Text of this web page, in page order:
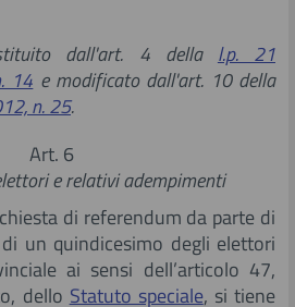
dall'art. 4 della l.p. 21
14 e modificato dall'art. 10 della
n. 25.
Art. 6
e relativi adempimenti
di referendum da parte di
un quindicesimo degli elettori
ai sensi dell’articolo 47,
dello Statuto speciale, si tiene